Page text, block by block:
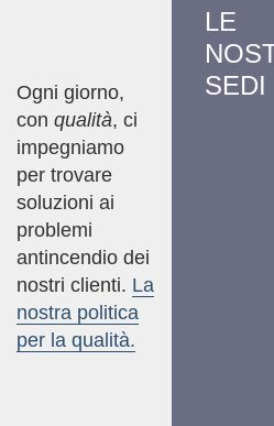
Ogni giorno,
con qualità, ci
impegniamo
per trovare
soluzioni ai
problemi
antincendio dei
nostri clienti. La
nostra politica
per la qualità.
LE
SEDI